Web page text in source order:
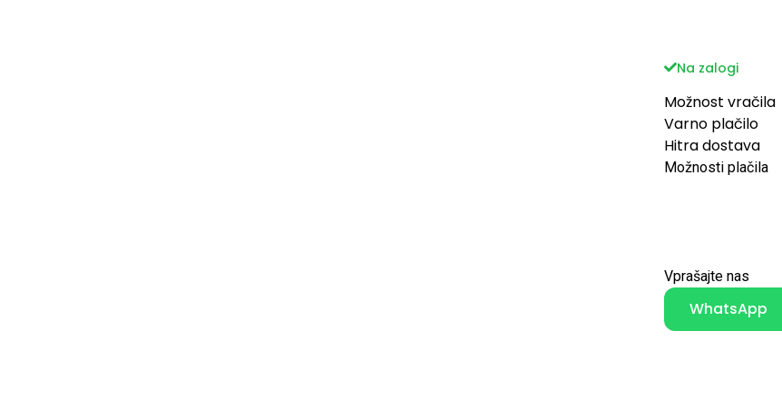
Na zalogi
Možnost vračila
Varno plačilo
Hitra dostava
Možnosti plačila
Vprašajte nas
WhatsApp